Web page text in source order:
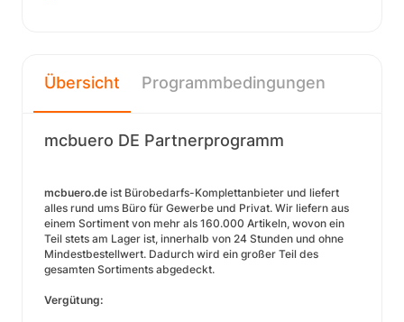
Übersicht Programmbedingungen
mcbuero DE Partnerprogramm
mcbuero.de ist Bürobedarfs-Komplettanbieter und liefert
alles rund ums Büro für Gewerbe und Privat. Wir liefern aus
einem Sortiment von mehr als 160.000 Artikeln, wovon ein
Teil stets am Lager ist, innerhalb von 24 Stunden und ohne
Mindestbestellwert. Dadurch wird ein großer Teil des
gesamten Sortiments abgedeckt.
Vergütung: